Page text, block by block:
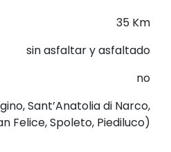
35 Km
sin asfaltar y asfaltado
no
Sant’Anatolia di Narco,
Felice, Spoleto, Piediluco)